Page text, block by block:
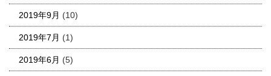
2019年9月 (10)
2019年7月 (1)
2019年6月 (5)